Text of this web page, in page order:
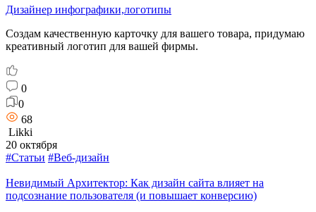
Дизайнер инфографики,логотипы
Создам качественную карточку для вашего товара, придумаю
креативный логотип для вашей фирмы.
0
0
68
Likki
20 октября
#Статьи #Веб-дизайн
Невидимый Архитектор: Как дизайн сайта влияет на
подсознание пользователя (и повышает конверсию)